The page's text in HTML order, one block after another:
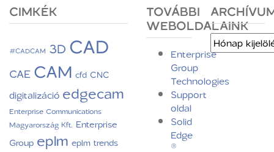
CIMKÉK
#CADCAM 3DCAD
CAE CAM cfd CNC
digitalizáció edgecam
Enterprise Communications
Magyarország Kft. Enterprise
Group eplm eplm trends
TOVÁBBI
WEBOLDALAINK
Enterprise
Group
Technologies
Support
oldal
Solid
Edge
®
Archívum